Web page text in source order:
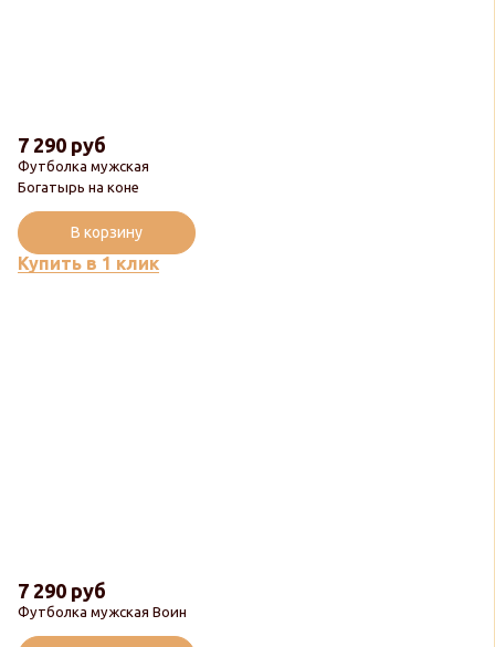
Футболка мужская
Богатырь на коне
7 290 руб
Купить в 1 клик
В корзину
Футболка мужская Воин
7 290 руб